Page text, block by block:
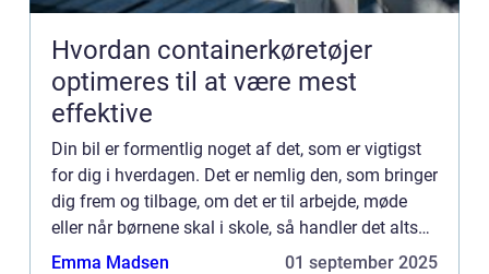
Hvordan containerkøretøjer
optimeres til at være mest
effektive
Din bil er formentlig noget af det, som er vigtigst
for dig i hverdagen. Det er nemlig den, som bringer
dig frem og tilbage, om det er til arbejde, møde
eller når børnene skal i skole, så handler det altså
bare om, at den skal kunne køre. Den skal og...
Emma Madsen 01 september 2025